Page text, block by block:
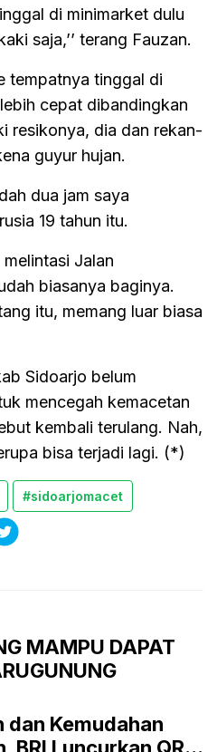
di minimarket dulu
saja,’’ terang Fauzan.
tempatnya tinggal di
cepat dibandingkan
resikonya, dia dan rekan-
guyur hujan.
dua jam saya
19 tahun itu.
Jalan
biasanya baginya.
itu, memang luar biasa
Sidoarjo belum
mencegah kemacetan
kembali terulang. Nah,
bisa terjadi lagi. (*)
#sidoarjomacet
MAMPU DAPAT
dan Kemudahan